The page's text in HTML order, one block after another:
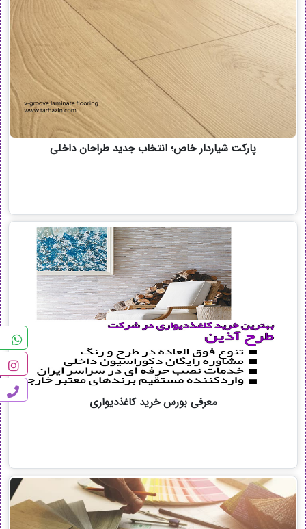
پارکت شیاردار خاص؛ انتخاب جدید طراحان داخلی
معرفی بورس خرید کاغذدیواری